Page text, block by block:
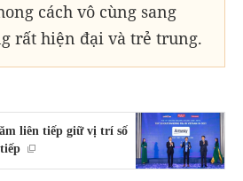
cách vô cùng sang
rất hiện đại và trẻ trung.
liên tiếp giữ vị trí số